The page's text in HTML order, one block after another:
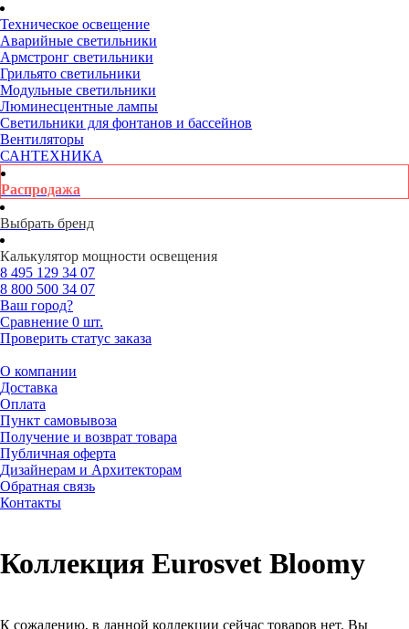
Техническое освещение
Аварийные светильники
Армстронг светильники
Грильято светильники
Модульные светильники
Люминесцентные лампы
Светильники для фонтанов и бассейнов
Вентиляторы
САНТЕХНИКА
Распродажа
Выбрать бренд
Калькулятор мощности освещения
8 495 129 34 07
8 800 500 34 07
Ваш город?
Сравнение 0 шт.
Проверить статус заказа
О компании
Доставка
Оплата
Пункт самовывоза
Получение и возврат товара
Публичная оферта
Дизайнерам и Архитекторам
Обратная связь
Контакты
Коллекция Eurosvet Bloomy
К сожалению, в данной коллекции сейчас товаров нет. Вы